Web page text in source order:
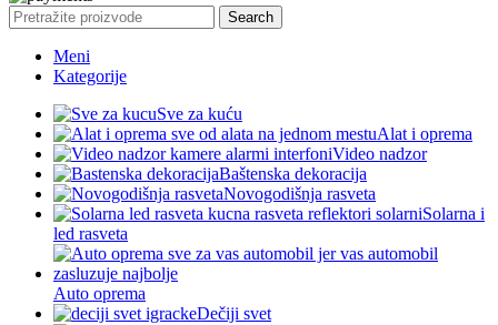
Search
Meni
Kategorije
Sve za kuću
Alat i oprema
Video nadzor
Baštenska dekoracija
Novogodišnja rasveta
Solarna i
led rasveta
Auto oprema
Dečiji svet